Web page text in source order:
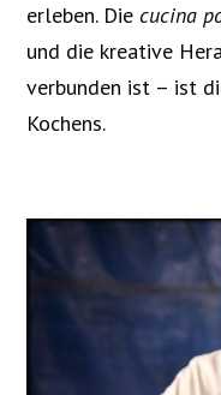
erleben. Die cucina
und die kreative
verbunden ist – ist
Kochens.